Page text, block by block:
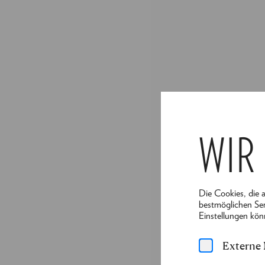
Die Cookies, die
bestmöglichen
Einstellungen
Externe